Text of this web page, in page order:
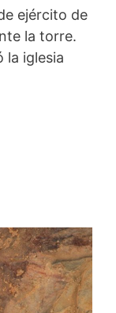
ejército de
la torre.
la iglesia